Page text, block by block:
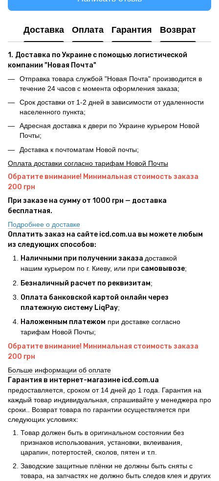
Доставка Оплата Гарантия Возврат
1. Доставка по Украине с помощью логистической
компании "Новая Почта"
Отправка товара службой "Новая Почта" производится в
течение 24 часов с момента оформления заказа;
Срок доставки от 1-2 дней в зависимости от удаленности
населенного пункта;
Адресная доставка к двери по Украине курьером Новой
Почты;
Доставка к почтоматам Новой почты;
Оплата доставки согласно тарифам Новой Почты
Обратите внимание! Минимальная стоимость заказа
200 грн
При заказе на сумму от 1000 грн — доставка
бесплатная.
Подробнее о доставке
Оплатить заказ на сайте icd.com.ua вы можете любым
из следующих способов:
Наличными при получении заказа доставкой
нашим курьером по г. Киеву, или при самовывозе;
Безналичный расчет по реквизитам;
Оплата банковской картой онлайн через
платежную систему LiqPay;
Наложенным платежом при доставке согласно
тарифам Новой Почты;
Обратите внимание! Минимальная стоимость заказа
200 грн
Больше информации об оплате
Гарантия в интернет-магазине icd.com.ua
предоставляется, сроком от 14 дней до 1 года. Гарантия на
каждый товар индивидуальная, спрашивайте у менеджера про
сроки.. Возврат товара по гарантии осуществляется при
следующих условиях:
Товар должен быть в оригинальном состоянии без
признаков использования, установки, вклеивания,
царапин, потертостей, сколов, пятен и т.п.
Заводские защитные плёнки не должны быть сняты с
товара, на запчастях не должно быть следов клея и других